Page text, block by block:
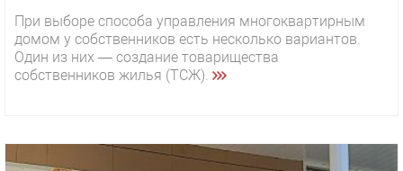
При выборе способа управления многоквартирным
домом у собственников есть несколько вариантов.
Один из них — создание товарищества
собственников жилья (ТСЖ).